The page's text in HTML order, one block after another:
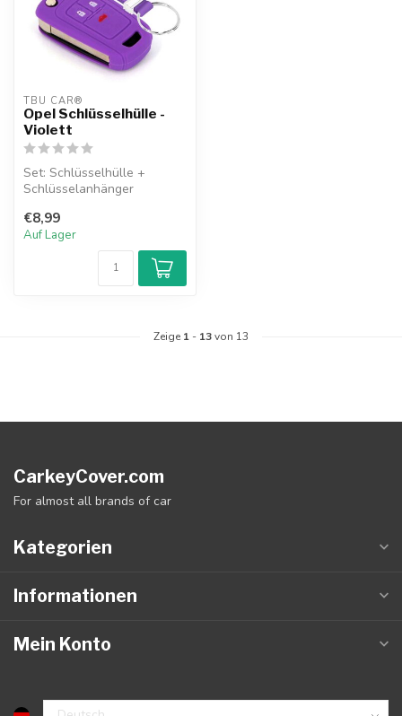
TBU CAR®
Opel Schlüsselhülle -
Violett
Set: Schlüsselhülle +
Schlüsselanhänger
€8,99
Auf Lager
Zeige 1 - 13von 13
CarkeyCover.com
For almost all brands of car
Kategorien
Informationen
Mein Konto